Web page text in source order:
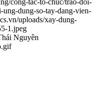
cong-tac-to-chuc/trao-doi-
dung-so-tay-dang-vien-
uploads/xay-dung-
1.jpeg
Nguyên